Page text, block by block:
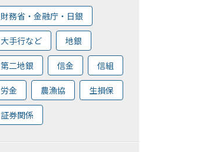
財務省・金融庁・日銀
大手行など 地銀
第二地銀 信金 信組
労金 農漁協 生損保
証券関係